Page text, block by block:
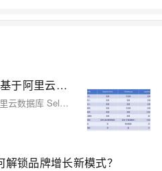
毫秒级查询性能优化实践！基于阿里云数据库 SelectDB 版内核：Apache Doris 在极越汽车数字化运营和营销方向的解决方案
毫秒级查询性能优化实践！基于阿里云数据库 SelectDB 版内核：Apache Doris 在极越汽车数字化运营和营销方向的解决方案
锁品牌增长新模式？